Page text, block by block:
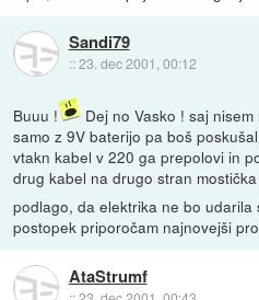
Sandi79
::23. dec 2001, 00:12
Buuu ! Dej no Vasko ! saj
samo z 9V baterijo pa boš
vtakn kabel v 220 ga prepolovi in
drug kabel na drugo stran
podlago, da elektrika ne bo udarila
postopek priporočam najnovejši
AtaStrumf